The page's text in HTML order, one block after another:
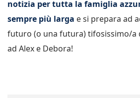
notizia per tutta la famiglia
sempre più larga e si prepara ad
futuro (o una futura) tifosissimo/a
ad Alex e Debora!